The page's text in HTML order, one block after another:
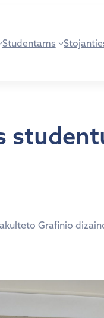
Studentams
Grafinio